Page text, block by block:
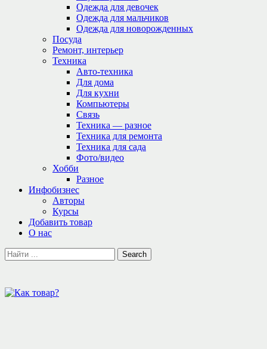
Одежда для девочек
Одежда для мальчиков
Одежда для новорожденных
Посуда
Ремонт, интерьер
Техника
Авто-техника
Для дома
Для кухни
Компьютеры
Связь
Техника — разное
Техника для ремонта
Техника для сада
Фото/видео
Хобби
Разное
Инфобизнес
Авторы
Курсы
Добавить товар
О нас